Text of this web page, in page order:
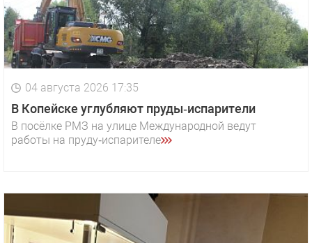
04 августа 2026 17:35
В Копейске углубляют пруды‑испарители
В посёлке РМЗ на улице Международной ведут
работы на пруду‑испарителе